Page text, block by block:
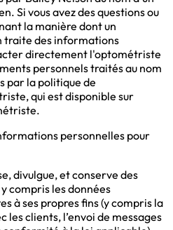
Si vous avez des questions ou
la manière dont un
traite des informations
directement l'optométriste
personnels traités au nom
par la politique de
qui est disponible sur
personnelles pour
divulgue, et conserve des
compris les données
à ses propres fins (y compris la
les clients, l’envoi de messages